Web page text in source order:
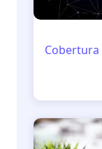
Cobertura